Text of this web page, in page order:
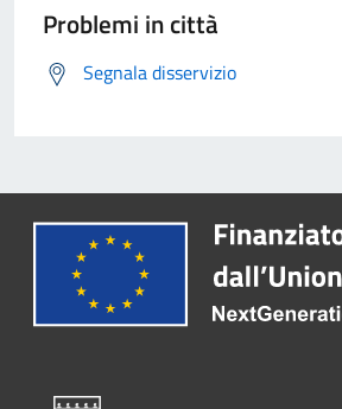
Problemi in città
Segnala disservizio